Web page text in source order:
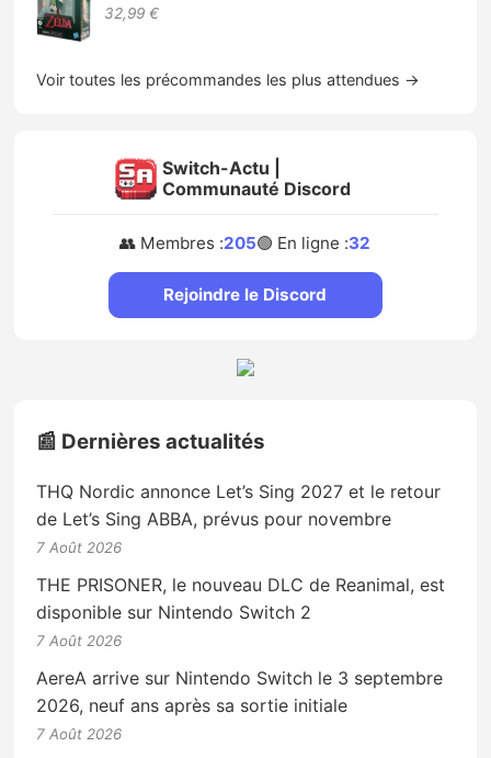
32,99 €
Voir toutes les précommandes les plus attendues →
Switch-Actu |
Communauté Discord
👥 Membres :205🟢 En ligne :32
Rejoindre le Discord
📰 Dernières actualités
THQ Nordic annonce Let’s Sing 2027 et le retour
de Let’s Sing ABBA, prévus pour novembre
7 Août 2026
THE PRISONER, le nouveau DLC de Reanimal, est
disponible sur Nintendo Switch 2
7 Août 2026
AereA arrive sur Nintendo Switch le 3 septembre
2026, neuf ans après sa sortie initiale
7 Août 2026